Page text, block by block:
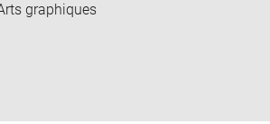
graphiques